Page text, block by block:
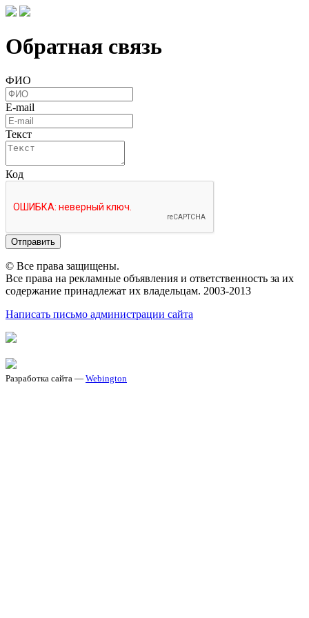
Обратная связь
ФИО
E-mail
Текст
Код
Отправить
© Все права защищены.
Все права на рекламные объявления и ответственность за их
содержание принадлежат их владельцам. 2003-2013
Написать письмо администрации сайта
Разработка сайта — Webington